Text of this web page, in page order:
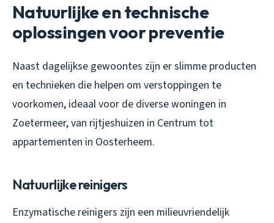
Natuurlijke en technische
oplossingen voor preventie
Naast dagelijkse gewoontes zijn er slimme producten
en technieken die helpen om verstoppingen te
voorkomen, ideaal voor de diverse woningen in
Zoetermeer, van rijtjeshuizen in Centrum tot
appartementen in Oosterheem.
Natuurlijke reinigers
Enzymatische reinigers zijn een milieuvriendelijk